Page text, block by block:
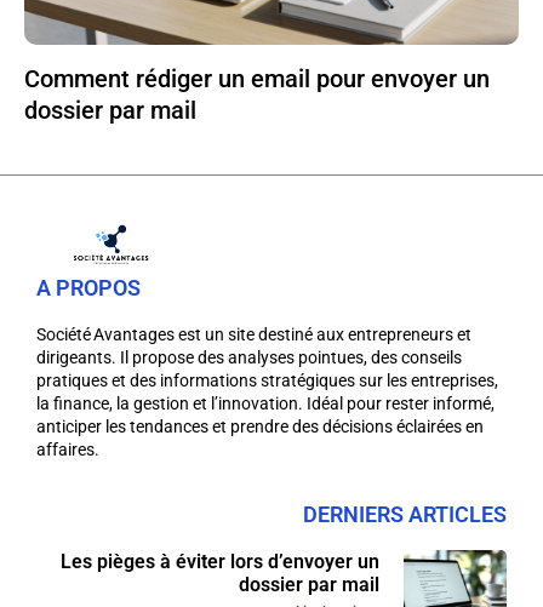
Comment rédiger un email pour envoyer un
dossier par mail
A PROPOS
Société Avantages est un site destiné aux entrepreneurs et
dirigeants. Il propose des analyses pointues, des conseils
pratiques et des informations stratégiques sur les entreprises,
la finance, la gestion et l’innovation. Idéal pour rester informé,
anticiper les tendances et prendre des décisions éclairées en
affaires.
DERNIERS ARTICLES
Les pièges à éviter lors d’envoyer un
dossier par mail